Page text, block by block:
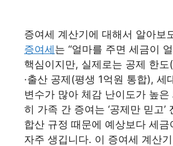
증여세 계산기에 대해서 알아보
증여세 는 “얼마를 주면 세금이
핵심이지만, 실제로는 공제 한도
·출산 공제(평생 1억원 통합), 세
변수가 많아 체감 난이도가 높
히 가족 간 증여는 ‘공제만 믿고’
합산 규정 때문에 예상보다 세
자주 생깁니다. 이 증여세 계산